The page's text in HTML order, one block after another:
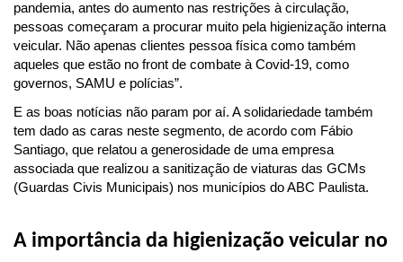
pandemia, antes do aumento nas restrições à circulação,
pessoas começaram a procurar muito pela higienização interna
veicular. Não apenas clientes pessoa física como também
aqueles que estão no front de combate à Covid-19, como
governos, SAMU e polícias”.
E as boas notícias não param por aí. A solidariedade também
tem dado as caras neste segmento, de acordo com Fábio
Santiago, que relatou a generosidade de uma empresa
associada que realizou a sanitização de viaturas das GCMs
(Guardas Civis Municipais) nos municípios do ABC Paulista.
A importância da higienização veicular no